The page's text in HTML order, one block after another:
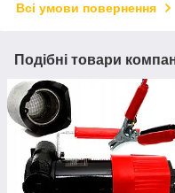
Всі умови повернення
Подібні товари